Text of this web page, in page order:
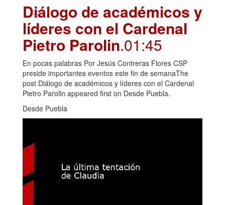
Diálogo de académicos y
líderes con el Cardenal
Pietro Parolin.01:45
En pocas palabras Por Jesús Contreras Flores CSP
preside importantes eventos este fin de semanaThe
post Diálogo de académicos y líderes con el Cardenal
Pietro Parolin appeared first on Desde Puebla.
Desde Puebla